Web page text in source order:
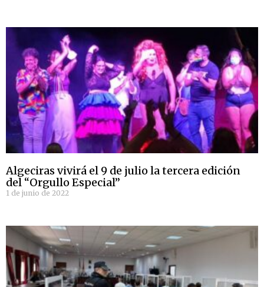
Algeciras vivirá el 9 de julio la tercera edición
del “Orgullo Especial”
1 de junio de 2022